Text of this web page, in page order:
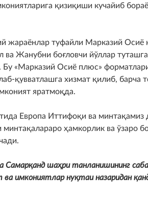
қизиқиши кучайиб
жараёнлар туфайли Марказий Осиё
Жанубни боғловчи йўллар
«Марказий Осиё плюс»
қувватлашга хизмат қилиб, барча
яратмоқда.
Европа Иттифоқи ва минтақамиз
ҳамкорлик ва ўзаро
шаҳри танланишининг
имкониятлар нуқтаи назаридан